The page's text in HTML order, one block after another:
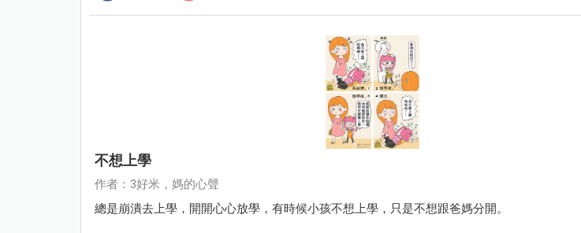
不想上學
作者：3好米，媽的心聲
總是崩潰去上學，開開心心放學，有時候小孩不想上學，只是不想跟爸媽分開。